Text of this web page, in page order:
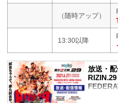
（随時アップ）
13:30以降
放送・
6月27日